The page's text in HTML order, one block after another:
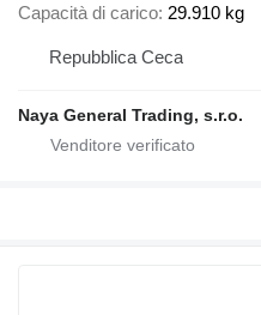
Capacità di carico 29.910 kg
Repubblica Ceca
Naya General Trading, s.r.o.